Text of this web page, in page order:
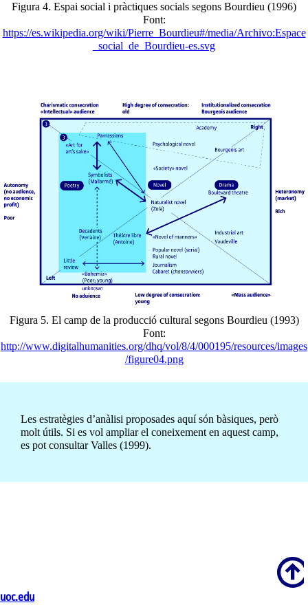
Figura 4. Espai social i pràctiques socials segons Bourdieu (1996)
Font:
https://es.wikipedia.org/wiki/Pierre_Bourdieu#/media/Archivo:Espace
_social_de_Bourdieu-es.svg
Figura 5. El camp de la producció cultural segons Bourdieu (1993)
Font:
http://www.digitalhumanities.org/dhq/vol/8/4/000195/resources/images
/figure04.png
Les estratègies d’anàlisi proposades aquí són bàsiques, però
molt útils. Si es vol ampliar el coneixement en aquest camp,
es pot consultar Valles (1999).
Scroll
uoc.edu